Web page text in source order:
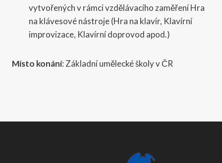
vytvořených v rámci vzdělávacího zaměření Hra
na klávesové nástroje (Hra na klavír, Klavírní
improvizace, Klavírní doprovod apod.)
Místo konání: Základní umělecké školy v ČR